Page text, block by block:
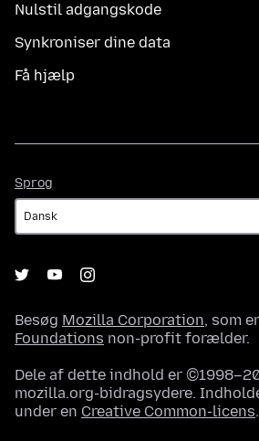
Nulstil adgangskode
Synkroniser dine data
Få hjælp
Sprog
Besøg Mozilla Corporation, som er
Foundations non-profit forælder.
Dele af dette indhold er
mozilla.org-bidragsydere.
under en Creative Common-licens.